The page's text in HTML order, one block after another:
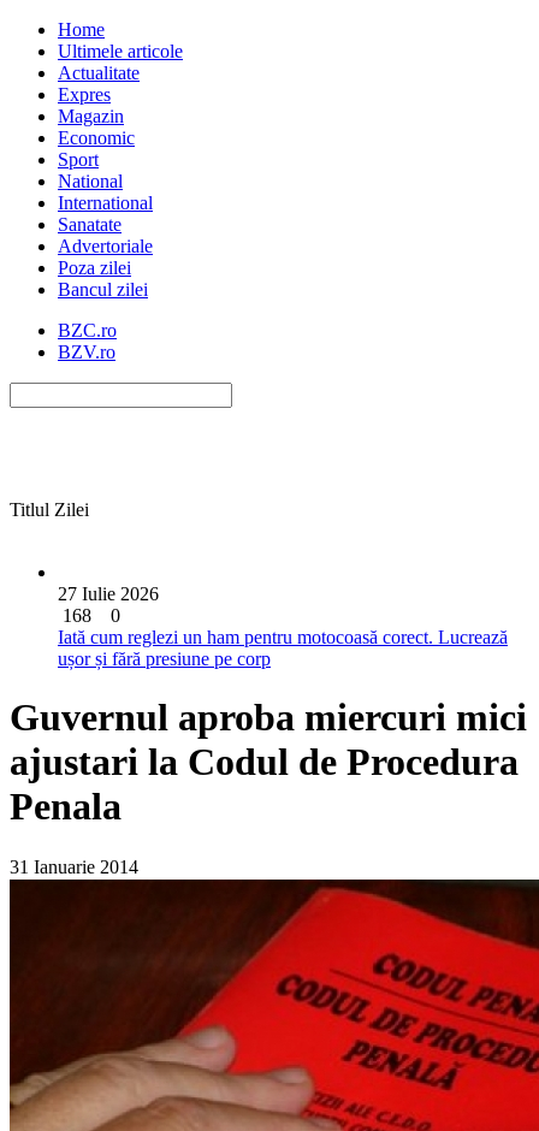
Home
Ultimele articole
Actualitate
Expres
Magazin
Economic
Sport
National
International
Sanatate
Advertoriale
Poza zilei
Bancul zilei
BZC.ro
BZV.ro
Titlul Zilei
27 Iulie 2026
168
0
Iată cum reglezi un ham pentru motocoasă corect. Lucrează
ușor și fără presiune pe corp
Guvernul aproba miercuri mici
ajustari la Codul de Procedura
Penala
31 Ianuarie 2014